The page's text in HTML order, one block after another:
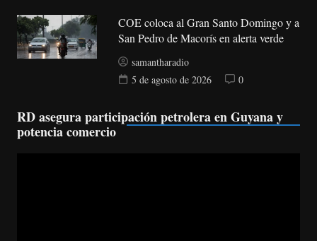
COE coloca al Gran Santo Domingo y a
San Pedro de Macorís en alerta verde
samantharadio
5 de agosto de 2026
0
RD asegura participación petrolera en Guyana y
potencia comercio